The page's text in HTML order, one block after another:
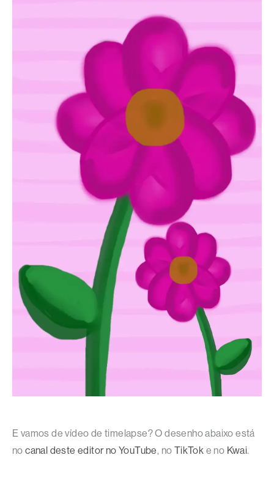
E vamos de vídeo de timelapse? O desenho abaixo está
nocanal deste editor no YouTube, no TikTok e no Kwai.